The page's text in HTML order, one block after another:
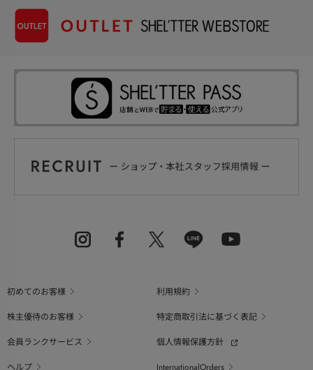
初めてのお客様
利用規約
株主優待のお客様
特定商取引法に基づく表記
会員ランクサービス
個人情報保護方針
ヘルプ
InternationalOrders